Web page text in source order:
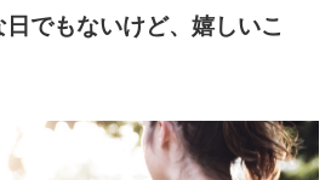
でもないけど、嬉しいこ